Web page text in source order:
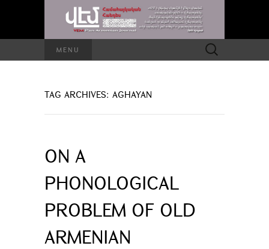
MENU
Search
for:
TAG ARCHIVES: AGHAYAN
ON A
PHONOLOGICAL
PROBLEM OF OLD
ARMENIAN